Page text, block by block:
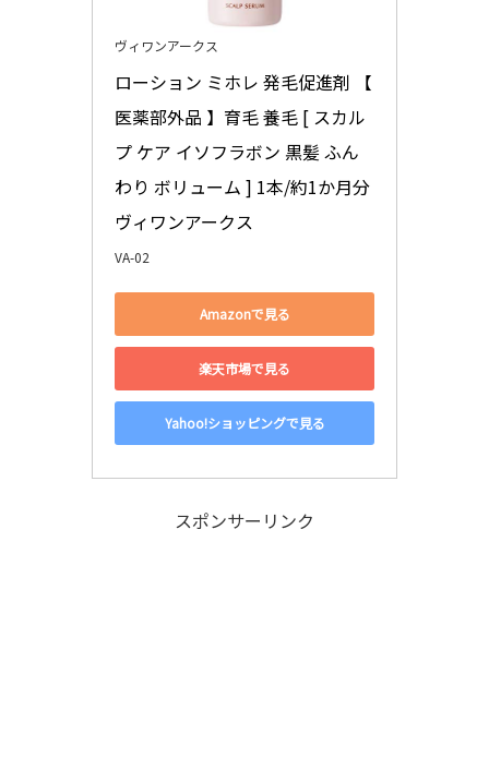
ヴィワンアークス
ローション ミホレ 発毛促進剤 【
医薬部外品 】育毛 養毛 [ スカル
プ ケア イソフラボン 黒髪 ふん
わり ボリューム ] 1本/約1か月分
ヴィワンアークス
VA-02
Amazonで見る
楽天市場で見る
Yahoo!ショッピングで見る
スポンサーリンク